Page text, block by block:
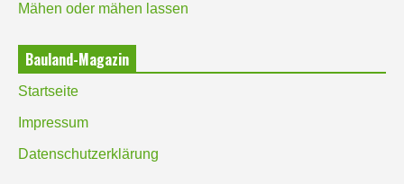
Mähen oder mähen lassen
Bauland-Magazin
Startseite
Impressum
Datenschutzerklärung